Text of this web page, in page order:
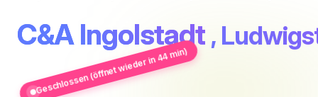
C&A Ingolstadt ,
Geschlossen (öffnet wieder in 44 min)